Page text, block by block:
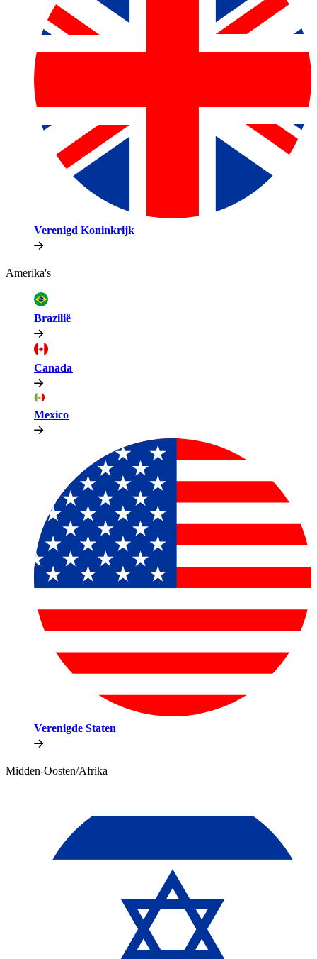
Verenigd Koninkrijk​​
Amerika's​​
Brazilië​​
Canada​​
Mexico​​
Verenigde Staten​​
Midden-Oosten/Afrika​​